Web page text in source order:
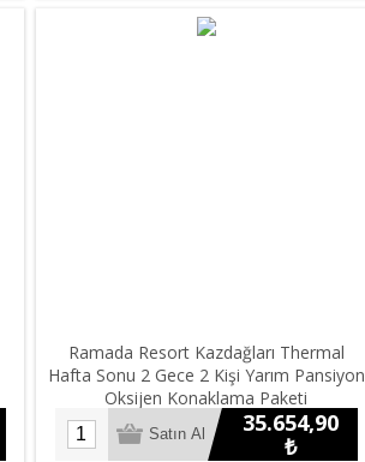
Ramada Resort Kazdağları Thermal
Hafta Sonu 2 Gece 2 Kişi Yarım Pansiyon
Oksijen Konaklama Paketi
35.654,90
₺